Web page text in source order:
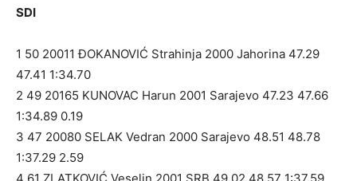
SDI
1 50 20011 ĐOKANOVIĆ Strahinja 2000 Jahorina 47.29
47.41 1:34.70
2 49 20165 KUNOVAC Harun 2001 Sarajevo 47.23 47.66
1:34.89 0.19
3 47 20080 SELAK Vedran 2000 Sarajevo 48.51 48.78
1:37.29 2.59